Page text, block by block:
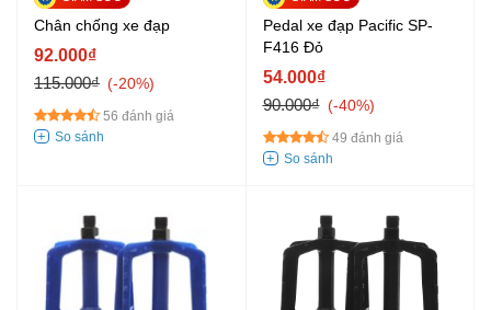
Chân chống xe đạp
92.000₫
115.000₫
-20%
56 đánh giá
Pedal xe đạp Pacific SP-
F416 Đỏ
54.000₫
90.000₫
-40%
49 đánh giá